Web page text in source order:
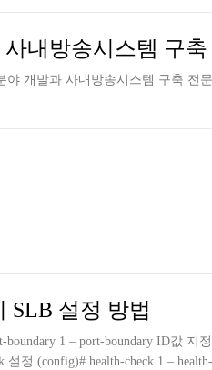
내방송시스템 구
개발과 사내방송시스템 구축 전
SLB 설정 방법
boundary 1 – port-boundary ID값
설정 (config)# health-check 1 –